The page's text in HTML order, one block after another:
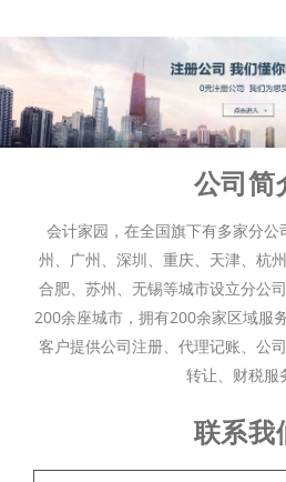
公司简
会计家园，在全国旗下有多家分
州、广州、深圳、重庆、天津、杭
合肥、苏州、无锡等城市设立分公
200余座城市，拥有200余家区域服
客户提供公司注册、代理记账、公
转让、财税服
联系我